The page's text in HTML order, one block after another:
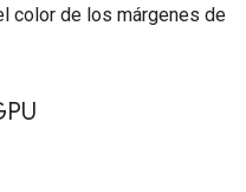
color de los márgenes de